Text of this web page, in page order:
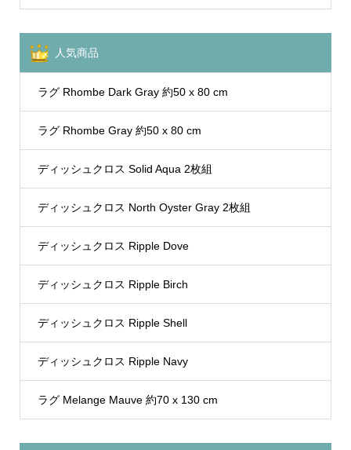
人気商品
ラグ Rhombe Dark Gray 約50 x 80 cm
ラグ Rhombe Gray 約50 x 80 cm
ディッシュクロス Solid Aqua 2枚組
ディッシュクロス North Oyster Gray 2枚組
ディッシュクロス Ripple Dove
ディッシュクロス Ripple Birch
ディッシュクロス Ripple Shell
ディッシュクロス Ripple Navy
ラグ Melange Mauve 約70 x 130 cm